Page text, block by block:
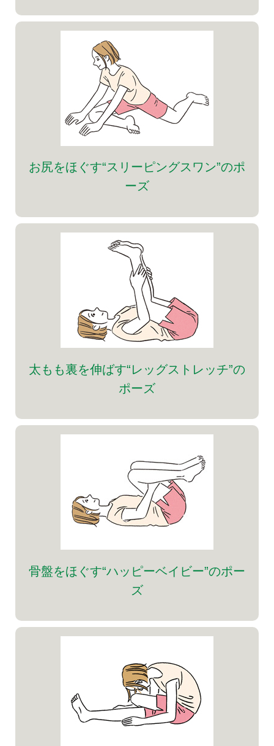
お尻をほぐす“スリーピングスワン”のポ
ーズ
太もも裏を伸ばす“レッグストレッチ”の
ポーズ
骨盤をほぐす“ハッピーベイビー”のポー
ズ